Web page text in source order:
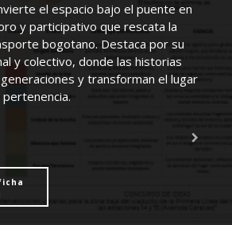
el espacio bajo el puente en
y participativo que rescata la
bogotano. Destaca por su
y colectivo, donde las historias
y transforman el lugar